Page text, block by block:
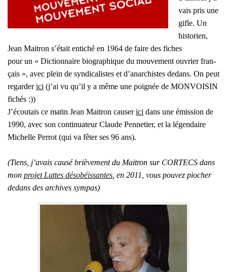
vais pris une
gifle. Un
his­to­rien,
Jean Mai­tron s’é­tait enti­ché en 1964 de faire des fiches
pour un « Dic­tion­naire bio­gra­phique du mou­ve­ment ouvrier fran­
çais », avec plein de syn­di­ca­listes et d’a­nar­chistes dedans. On peut
regar­derici (j’ai vu qu’il y a même une poi­gnée de MONVOISIN
fichés :))
J’é­cou­tais ce matin Jean Mai­tron cau­serici dans une émis­sion de
1990, avec son conti­nua­teur Claude Pen­ne­tier, et la légen­daire
Michelle Per­rot (qui va fêter ses 96 ans).
(Tiens, j’a­vais cau­sé briè­ve­ment du Mai­tron sur CORTECS dans
mon pro­jet Luttes déso­béis­santes , en 2011, vous pou­vez pio­cher
dedans des archives sym­pas)